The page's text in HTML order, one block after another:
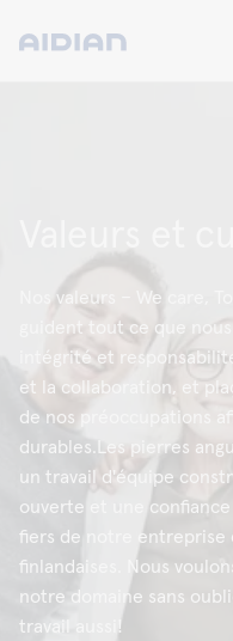
Nos valeurs – We care,
guident tout ce que
intégrité et
et la collaboration, et
de nos préoccupations
durables.Les pierres
un travail d'équipe
ouverte et une
fiers de notre entreprise
finlandaises. Nous
notre domaine sans
travail aussi!